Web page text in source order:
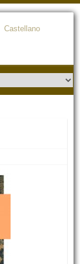
Castellano